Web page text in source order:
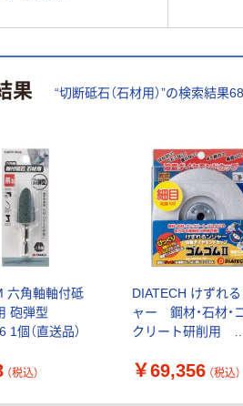
果 “切断砥石（石材用）”の検索結果68
六角軸軸付砥
砲弾型
1個（直送品）
（税込）
DIATECH けずれ
ャー 鋼材・石材・
クリート研削用
ム2 6300030590 1
￥69,356 （税込）